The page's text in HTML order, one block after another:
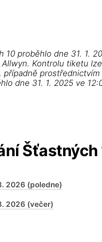
10 proběhlo dne 31. 1.
Kontrolu tiketu
dne 31. 1. 2025 ve
Šťastných
2026 (poledne)
2026 (večer)